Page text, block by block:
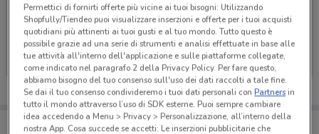
Ci dispiace, al momento non abbiamo pubblicato
volantini nella tua zona. Riprova più tardi.
Porta DoveConviene sempre con te!
Permettici di fornirti offerte più vicine ai tuoi bisogni: Utilizzando
Shopfully/Tiendeo puoi visualizzare inserzioni e offerte per i tuoi acquisti
quotidiani più attinenti ai tuoi gusti e al tuo mondo. Tutto questo è
possibile grazie ad una serie di strumenti e analisi effettuate in base alle
tue attività all'interno dell'applicazione e sulle piattaforme collegate,
come indicato nel paragrafo 2 della Privacy Policy. Per fare questo,
abbiamo bisogno del tuo consenso sull'uso dei dati raccolti a tale fine.
Se dai il tuo consenso condivideremo i tuoi dati personali conPartnersin
tutto il mondo attraverso l’uso di SDK esterne. Puoi sempre cambiare
idea accedendo a Menu > Privacy > Personalizzazione, all’interno della
nostra App. Cosa succede se accetti: Le inserzioni pubblicitarie che